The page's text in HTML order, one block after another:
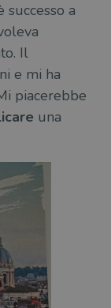
successo a
Il
e mi ha
piacerebbe
una